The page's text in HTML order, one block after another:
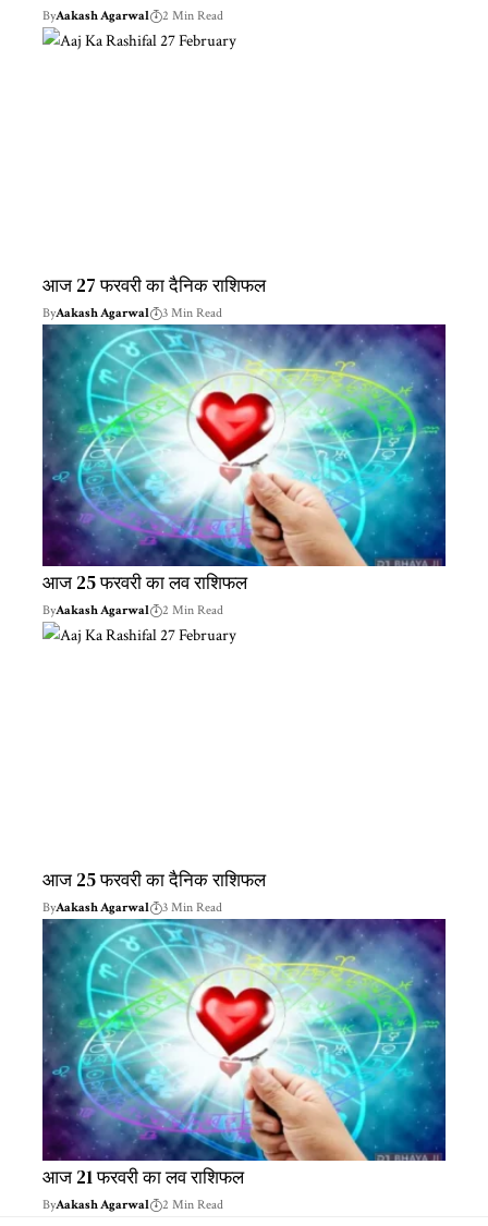
ByAakash Agarwal 2 Min Read
आज 27 फरवरी का दैनिक राशिफल
ByAakash Agarwal 3 Min Read
आज 25 फरवरी का लव राशिफल
ByAakash Agarwal 2 Min Read
आज 25 फरवरी का दैनिक राशिफल
ByAakash Agarwal 3 Min Read
आज 21 फरवरी का लव राशिफल
ByAakash Agarwal 2 Min Read